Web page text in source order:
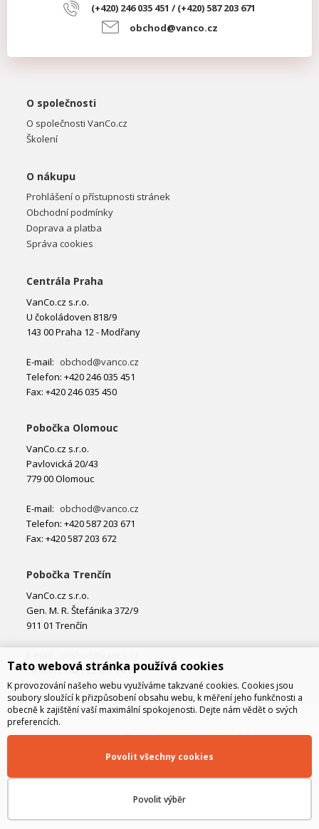
(+420) 246 035 451 / (+420) 587 203 671
obchod@vanco.cz
O společnosti
O společnosti VanCo.cz
Školení
O nákupu
Prohlášení o přístupnosti stránek
Obchodní podmínky
Doprava a platba
Správa cookies
Centrála Praha
VanCo.cz s.r.o.
U čokoládoven 818/9
143 00 Praha 12 - Modřany
E-mail: obchod@vanco.cz
Telefon: +420 246 035 451
Fax: +420 246 035 450
Pobočka Olomouc
VanCo.cz s.r.o.
Pavlovická 20/43
779 00 Olomouc
E-mail: obchod@vanco.cz
Telefon: +420 587 203 671
Fax: +420 587 203 672
Pobočka Trenčín
VanCo.cz s.r.o.
Gen. M. R. Štefánika 372/9
911 01 Trenčín
Telefon: +421 32 877 74 02
Tato webová stránka používá cookies
K provozování našeho webu využíváme takzvané cookies. Cookies jsou
soubory sloužící k přizpůsobení obsahu webu, k měření jeho funkčnosti a
obecně k zajištění vaší maximální spokojenosti. Dejte nám vědět o svých
preferencích.
Povolit výběr
Povolit všechny cookies